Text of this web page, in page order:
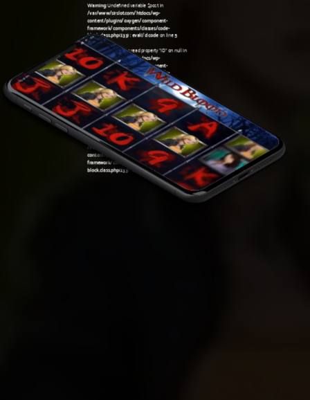
Warning: Undefined variable $post in
/var/www/sirslot.com/htdocs/wp-
content/plugins/oxygen/component-
framework/components/classes/code-
block.class.php(133) : eval()'d codeon line5
Warning: Attempt to read property "ID" on null in
/var/www/sirslot.com/htdocs/wp-
content/plugins/oxygen/component-
framework/components/classes/code-
block.class.php(133) : eval()'d codeon line5
Warning: Undefined variable $post in
/var/www/sirslot.com/htdocs/wp-
content/plugins/oxygen/component-
framework/components/classes/code-
block.class.php(133) : eval()'d codeon line7
Warning: Attempt to read property "ID" on null in
/var/www/sirslot.com/htdocs/wp-
content/plugins/oxygen/component-
framework/components/classes/code-
block.class.php(133) : eval()'d codeon line7
06:24 am